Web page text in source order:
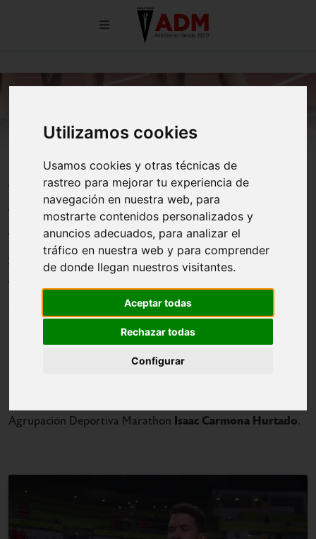
Utilizamos cookies
Usamos cookies y otras técnicas de
rastreo para mejorar tu experiencia de
navegación en nuestra web, para
mostrarte contenidos personalizados y
anuncios adecuados, para analizar el
tráfico en nuestra web y para comprender
de donde llegan nuestros visitantes.
Aceptar todas
Rechazar todas
Configurar
ISAAC CARMONA, CAMPEÓN
DE EUROPA CON LA SELECCIÓN
ESPAÑOLA EN EL 4X200 M-35
DE LOS EUROPEOS SHORT
TRACK MASTER DE TORUN
Campeonatos de Europa de Atletismo Short Track
Agrupación Deportiva Marathon Isaac Carmona Hurtado.